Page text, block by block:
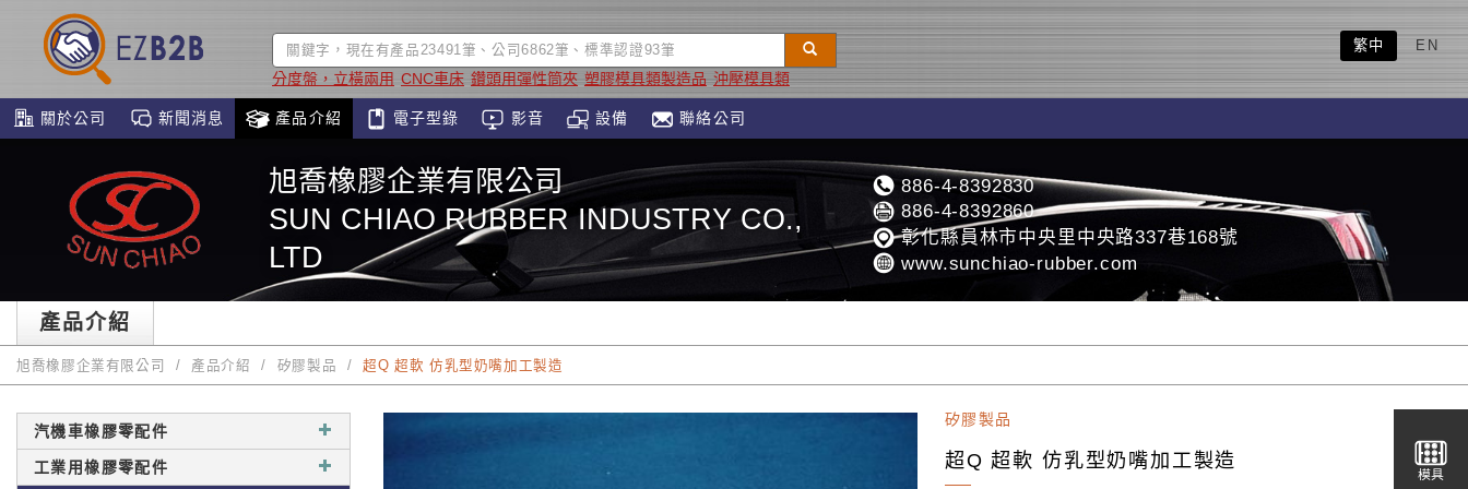
分度盤，立橫兩用 CNC車床 鑽頭用彈性筒夾 塑膠模具類製造品 沖壓模具類
繁中 EN
關於公司 新聞消息 產品介紹 電子型錄 影音 設備 聯絡公司
旭喬橡膠企業有限公司
SUN CHIAO RUBBER INDUSTRY CO.,
LTD
886-4-8392830
886-4-8392860
彰化縣員林市中央里中央路337巷168號
www.sunchiao-rubber.com
產品介紹
旭喬橡膠企業有限公司 產品介紹 矽膠製品 超Q 超軟 仿乳型奶嘴加工製造
汽機車橡膠零配件
工業用橡膠零配件
矽膠製品
超Q 超軟 仿乳型奶嘴加工製造
模具